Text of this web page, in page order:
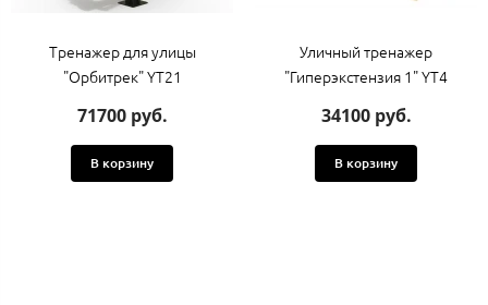
Тренажер для улицы
"Орбитрек" YT21
71700 руб.
В корзину
Уличный тренажер
"Гиперэкстензия 1" YT4
34100 руб.
В корзину